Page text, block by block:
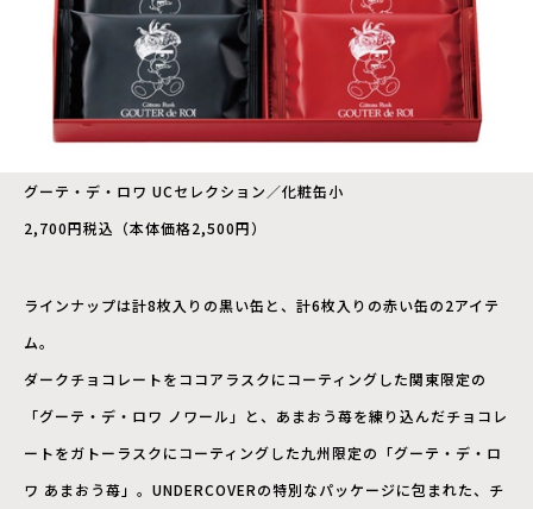
グーテ・デ・ロワ UCセレクション／化粧缶小
2,700円税込（本体価格2,500円）
ラインナップは計8枚入りの黒い缶と、計6枚入りの赤い缶の2アイテ
ム。
ダークチョコレートをココアラスクにコーティングした関東限定の
「グーテ・デ・ロワ ノワール」と、あまおう苺を練り込んだチョコレ
ートをガトーラスクにコーティングした九州限定の「グーテ・デ・ロ
ワ あまおう苺」。UNDERCOVERの特別なパッケージに包まれた、チ